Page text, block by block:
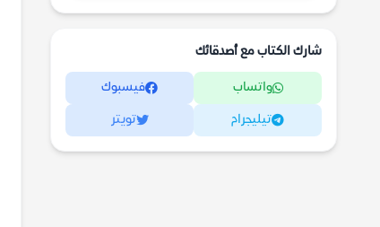
شارك الكتاب مع أصدقائك
واتساب فيسبوك
تيليجرام تويتر